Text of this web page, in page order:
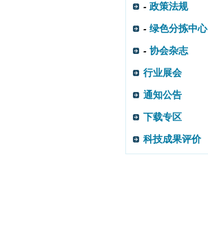
- 政策法规
- 绿色分拣中心
- 协会杂志
行业展会
通知公告
下载专区
科技成果评价